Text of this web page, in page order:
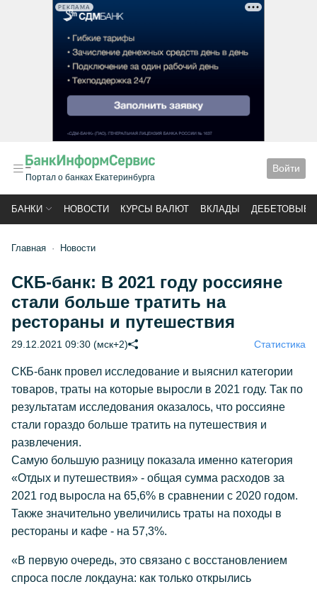
РЕКЛАМА
Портал о банках Екатеринбурга
Войти
БАНКИ НОВОСТИ КУРСЫ ВАЛЮТ ВКЛАДЫ ДЕБЕТОВЫЕ
Главная Новости
СКБ-банк: В 2021 году россияне
стали больше тратить на
рестораны и путешествия
29.12.2021 09:30 (мск+2) Статистика
СКБ-банк провел исследование и выяснил категории
товаров, траты на которые выросли в 2021 году. Так по
результатам исследования оказалось, что россияне
стали гораздо больше тратить на путешествия и
развлечения.
Самую большую разницу показала именно категория
«Отдых и путешествия» - общая сумма расходов за
2021 год выросла на 65,6% в сравнении с 2020 годом.
Также значительно увеличились траты на походы в
рестораны и кафе - на 57,3%.
«В первую очередь, это связано с восстановлением
спроса после локдауна: как только открылись